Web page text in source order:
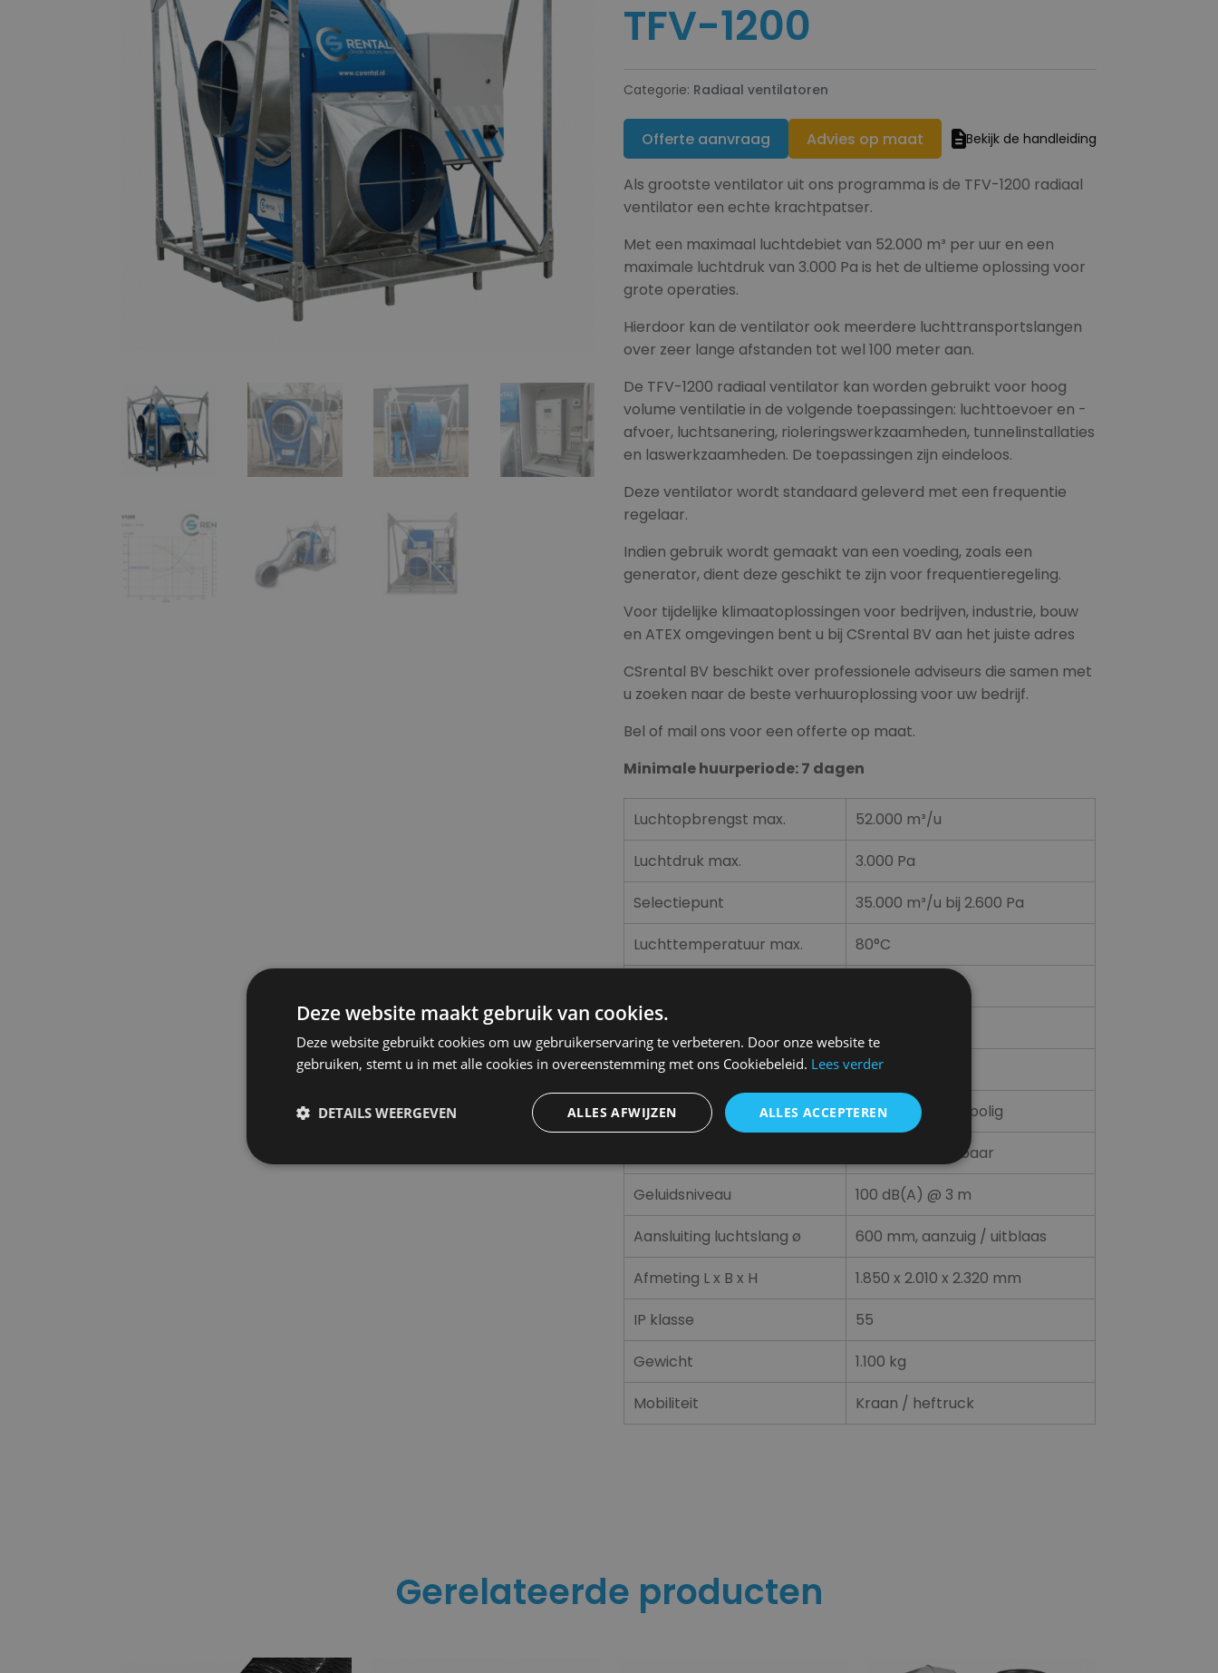
TFV-1200
Categorie: Radiaal ventilatoren
Offerte aanvraag Advies op maat Bekijk de handleiding
Als grootste ventilator uit ons programma is de TFV-1200 radiaal
ventilator een echte krachtpatser.
Met een maximaal luchtdebiet van 52.000 m³ per uur en een
maximale luchtdruk van 3.000 Pa is het de ultieme oplossing voor
grote operaties.
Hierdoor kan de ventilator ook meerdere luchttransportslangen
over zeer lange afstanden tot wel 100 meter aan.
De TFV-1200 radiaal ventilator kan worden gebruikt voor hoog
volume ventilatie in de volgende toepassingen: luchttoevoer en -
afvoer, luchtsanering, rioleringswerkzaamheden, tunnelinstallaties
en laswerkzaamheden. De toepassingen zijn eindeloos.
Deze ventilator wordt standaard geleverd met een frequentie
regelaar.
Indien gebruik wordt gemaakt van een voeding, zoals een
generator, dient deze geschikt te zijn voor frequentieregeling.
Voor tijdelijke klimaatoplossingen voor bedrijven, industrie, bouw
en ATEX omgevingen bent u bij CSrental BV aan het juiste adres
CSrental BV beschikt over professionele adviseurs die samen met
u zoeken naar de beste verhuuroplossing voor uw bedrijf.
Bel of mail ons voor een offerte op maat.
Minimale huurperiode: 7 dagen
Luchtopbrengst max.
52.000 m³/u
Luchtdruk max.
3.000 Pa
Selectiepunt
35.000 m³/u bij 2.600 Pa
Luchttemperatuur max.
80°C
Aanbevolen zekering
63 A
Stekker aansluiting
400V / 63A – 5-polig
Traploos regelbaar
Geluidsniveau
100 dB(A) @ 3 m
Aansluiting luchtslang ø
600 mm, aanzuig / uitblaas
Afmeting L x B x H
1.850 x 2.010 x 2.320 mm
IP klasse
55
Gewicht
1.100 kg
Mobiliteit
Kraan / heftruck
Gerelateerde producten
Deze website maakt gebruik van cookies.
Deze website gebruikt cookies om uw gebruikerservaring te verbeteren. Door onze website te
gebruiken, stemt u in met alle cookies in overeenstemming met ons Cookiebeleid. Lees verder
ALLES ACCEPTEREN
ALLES AFWIJZEN
DETAILS WEERGEVEN